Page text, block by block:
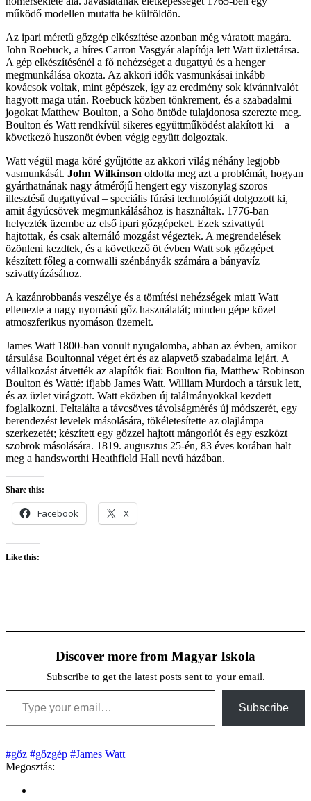
működő modellen mutatta be külföldön.
Az ipari méretű gőzgép elkészítése azonban még váratott magára.
John Roebuck, a híres Carron Vasgyár alapítója lett Watt üzlettársa.
A gép elkészítésénél a fő nehézséget a dugattyú és a henger
megmunkálása okozta. Az akkori idők vasmunkásai inkább
kovácsok voltak, mint gépészek, így az eredmény sok kívánnivalót
hagyott maga után. Roebuck közben tönkrement, és a szabadalmi
jogokat Matthew Boulton, a Soho öntöde tulajdonosa szerezte meg.
Boulton és Watt rendkívül sikeres együttműködést alakított ki – a
következő huszonöt évben végig együtt dolgoztak.
Watt végül maga köré gyűjtötte az akkori világ néhány legjobb
vasmunkását. John Wilkinson oldotta meg azt a problémát, hogyan
gyárthatnának nagy átmérőjű hengert egy viszonylag szoros
illesztésű dugattyúval – speciális fúrási technológiát dolgozott ki,
amit ágyúcsövek megmunkálásához is használtak. 1776-ban
helyezték üzembe az első ipari gőzgépeket. Ezek szivattyút
hajtottak, és csak alternáló mozgást végeztek. A megrendelések
özönleni kezdtek, és a következő öt évben Watt sok gőzgépet
készített főleg a cornwalli szénbányák számára a bányavíz
szivattyúzásához.
A kazánrobbanás veszélye és a tömítési nehézségek miatt Watt
ellenezte a nagy nyomású gőz használatát; minden gépe közel
atmoszferikus nyomáson üzemelt.
James Watt 1800-ban vonult nyugalomba, abban az évben, amikor
társulása Boultonnal véget ért és az alapvető szabadalma lejárt. A
vállalkozást átvették az alapítók fiai: Boulton fia, Matthew Robinson
Boulton és Watté: ifjabb James Watt. William Murdoch a társuk lett,
és az üzlet virágzott. Watt eközben új találmányokkal kezdett
foglalkozni. Feltalálta a távcsöves távolságmérés új módszerét, egy
berendezést levelek másolására, tökéletesítette az olajlámpa
szerkezetét; készített egy gőzzel hajtott mángorlót és egy eszközt
szobrok másolására. 1819. augusztus 25-én, 83 éves korában halt
meg a handsworthi Heathfield Hall nevű házában.
Share this:
Facebook X
Like this:
Discover more from Magyar Iskola
Subscribe to get the latest posts sent to your email.
Type your email…
Subscribe
#gőz #gőzgép #James Watt
Megosztás: